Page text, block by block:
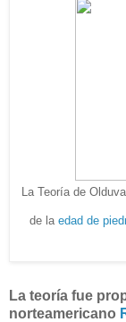
La Teoría de
de la edad de
La teoría fue
norteamericano